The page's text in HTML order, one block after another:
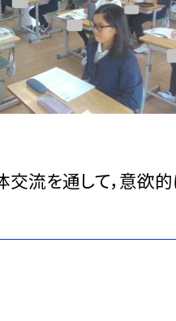
流を通して，意欲的